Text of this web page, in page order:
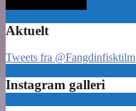
Aktuelt
Tweets fra @Fangdinfisktilm
Instagram galleri